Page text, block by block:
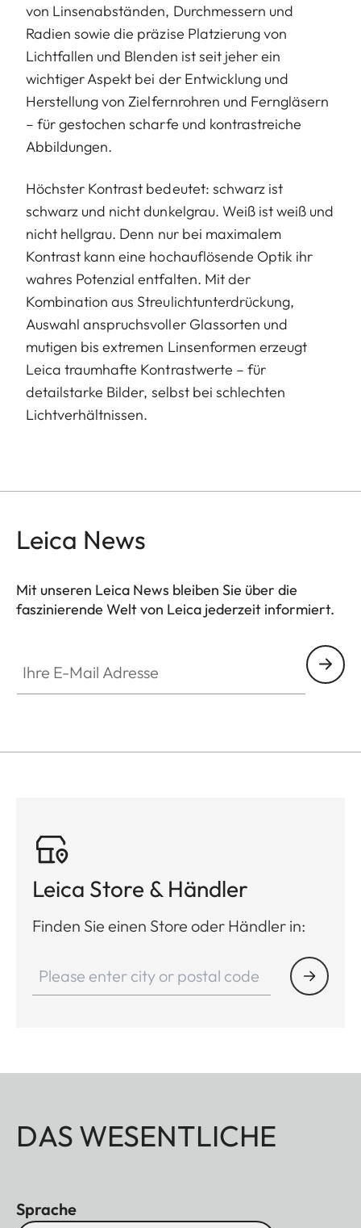
von Linsenabständen, Durchmessern und
Radien sowie die präzise Platzierung von
Lichtfallen und Blenden ist seit jeher ein
wichtiger Aspekt bei der Entwicklung und
Herstellung von Zielfernrohren und Ferngläsern
– für gestochen scharfe und kontrastreiche
Abbildungen.
Höchster Kontrast bedeutet: schwarz ist
schwarz und nicht dunkelgrau. Weiß ist weiß und
nicht hellgrau. Denn nur bei maximalem
Kontrast kann eine hochauflösende Optik ihr
wahres Potenzial entfalten. Mit der
Kombination aus Streulichtunterdrückung,
Auswahl anspruchsvoller Glassorten und
mutigen bis extremen Linsenformen erzeugt
Leica traumhafte Kontrastwerte – für
detailstarke Bilder, selbst bei schlechten
Lichtverhältnissen.
Leica News
Mit unseren Leica News bleiben Sie über die
faszinierende Welt von Leica jederzeit informiert.
Leica Store & Händler
Finden Sie einen Store oder Händler in:
DAS WESENTLICHE
Sprache